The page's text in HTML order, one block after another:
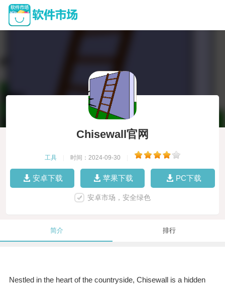
Chisewall官网
工具 时间：2024-09-30
安卓下载 苹果下载 PC下载
安卓市场，安全绿色
简介 排行
Nestled in the heart of the countryside, Chisewall is a hidden